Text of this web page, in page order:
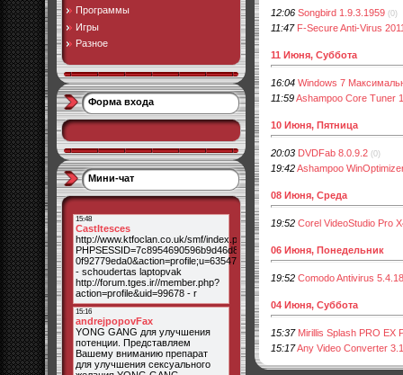
Программы
Игры
Разное
Форма входа
Мини-чат
12:06 Songbird 1.9.3.1959 (0)
11:47 F-Secure Anti-Virus
11 Июня, Суббота
16:04 Windows 7
11:59Ashampoo Core Tuner
10 Июня, Пятница
20:03 DVDFab 8.0.9.2 (0)
19:42Ashampoo
08 Июня, Среда
19:52 Corel VideoStudio Pro
06 Июня, Понедельник
19:52 Comodo Antivirus
04 Июня, Суббота
15:37 Mirillis Splash PRO EX
15:17Any Video Converter